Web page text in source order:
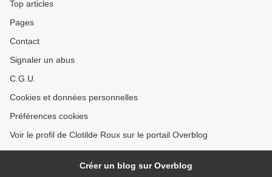
Top articles
Pages
Contact
Signaler un abus
C.G.U.
Cookies et données personnelles
Préférences cookies
Voir le profil de Clotilde Roux sur le portail Overblog
Créer un blog sur Overblog